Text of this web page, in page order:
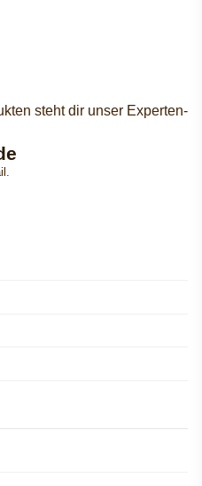
steht dir unser Experten-